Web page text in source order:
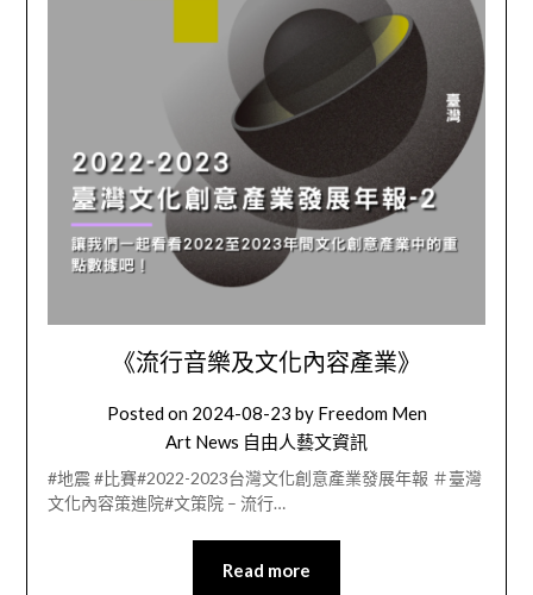
《流行音樂及文化內容產業》
Posted on 2024-08-23 by Freedom Men
Art News 自由人藝文資訊
#地震 #比賽#2022-2023台灣文化創意產業發展年報 ＃臺灣
文化內容策進院#文策院 – 流行…
Read more